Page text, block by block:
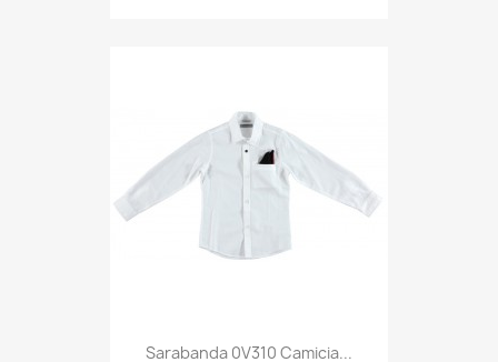
Sarabanda 0V310 Camicia...